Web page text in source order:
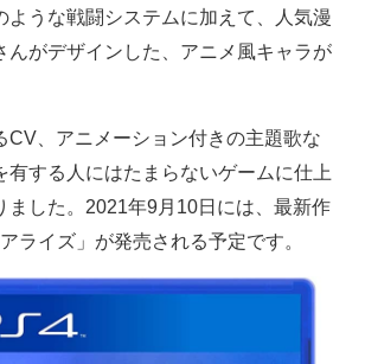
ような戦闘システムに加えて、人気漫
んがデザインした、アニメ風キャラが
、アニメーション付きの主題歌な
有する人にはたまらないゲームに仕上
ました。2021年9月10日には、最新作
ライズ」が発売される予定です。